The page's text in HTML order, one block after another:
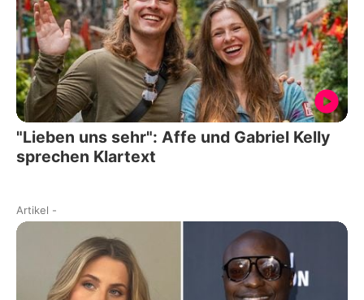
"Lieben uns sehr": Affe und Gabriel Kelly
sprechen Klartext
Artikel -